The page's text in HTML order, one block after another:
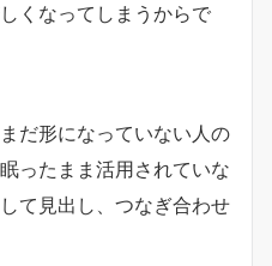
くなってしまうからで
だ形になっていない人の
ったまま活用されていな
て見出し、つなぎ合わせ